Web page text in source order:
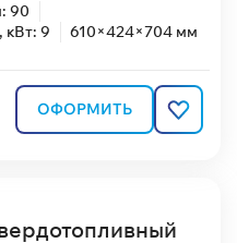
90
кВт: 9
610×424×704 мм
ОФОРМИТЬ